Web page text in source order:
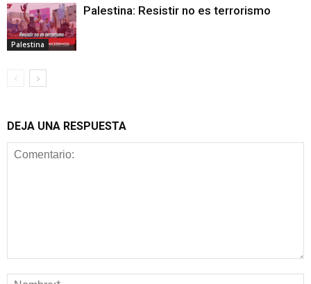
Palestina
Palestina: Resistir no es terrorismo
DEJA UNA RESPUESTA